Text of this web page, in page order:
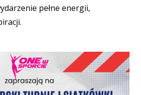
pełne energii,